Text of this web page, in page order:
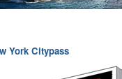
York Citypass